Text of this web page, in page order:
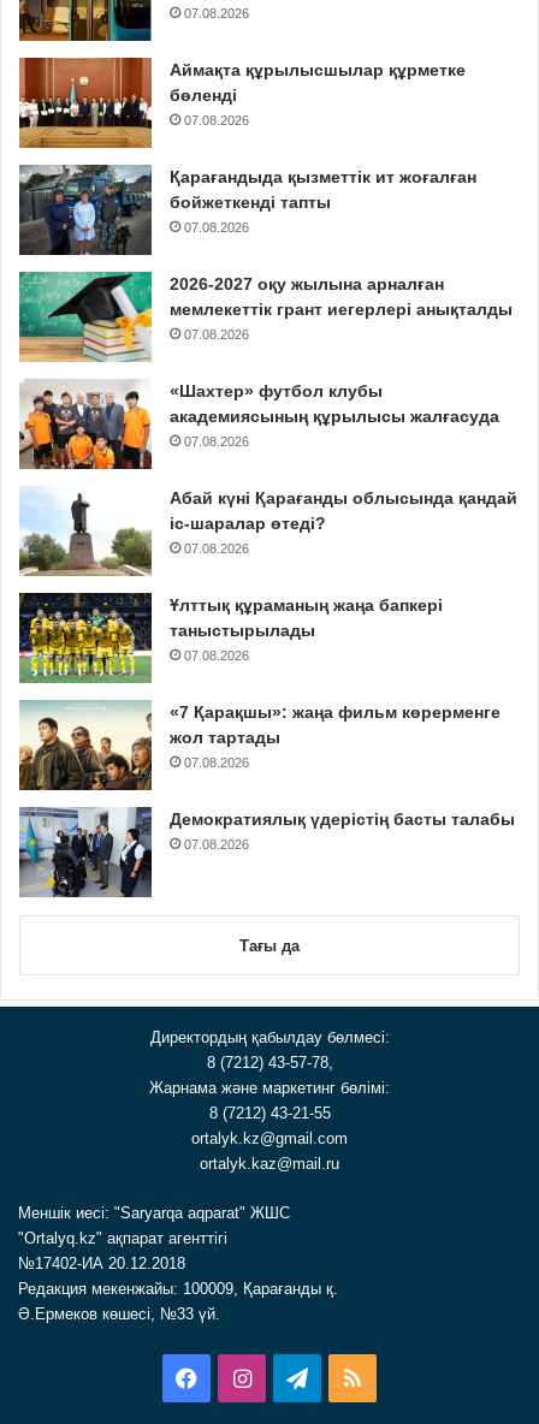
07.08.2026
Аймақта құрылысшылар құрметке
бөленді
07.08.2026
Қарағандыда қызметтік ит жоғалған
бойжеткенді тапты
07.08.2026
2026-2027 оқу жылына арналған
мемлекеттік грант иегерлері анықталды
07.08.2026
«Шахтер» футбол клубы
академиясының құрылысы жалғасуда
07.08.2026
Абай күні Қарағанды облысында қандай
іс-шаралар өтеді?
07.08.2026
Ұлттық құраманың жаңа бапкері
таныстырылады
07.08.2026
«7 Қарақшы»: жаңа фильм көрерменге
жол тартады
07.08.2026
Демократиялық үдерістің басты талабы
07.08.2026
Тағы да
Директордың қабылдау бөлмесі:
8 (7212) 43-57-78,
Жарнама және маркетинг бөлімі:
8 (7212) 43-21-55
ortalyk.kz@gmail.com
ortalyk.kaz@mail.ru
Меншік иесі: "Saryarqa aqparat" ЖШС
"Ortalyq.kz" ақпарат агенттігі
№17402-ИА 20.12.2018
Редакция мекенжайы: 100009, Қарағанды қ.
Ә.Ермеков көшесі, №33 үй.
FacebookInstagramTelegram